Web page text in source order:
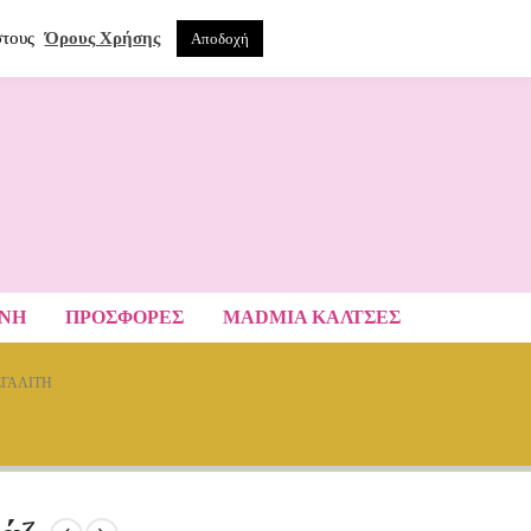
ΠΡΟΣΦΟΡΕΣ MADMIA ΚΆΛΤΣΕΣ
Όρους Χρήσης Αποδοχή